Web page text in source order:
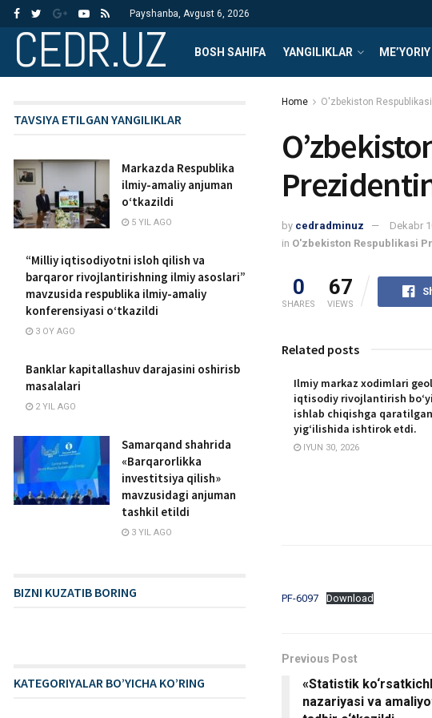
Payshanba, Avgust 6, 2026
CEDR.UZ BOSH SAHIFA YANGILIKLAR
Home O'zbekiston
by cedradminuz
Dekabr
in O'zbekiston Respublikasi
0
SHARES
67
VIEWS
Related posts
Ilmiy markaz xodimlari
iqtisodiy rivojlantirish
ishlab chiqishga
yig‘ilishida ishtirok etdi.
IYUN 30, 2026
PF-6097 Download
Previous Post
«Statistik
nazariyasi va
TAVSIYA ETILGAN YANGILIKLAR
Markazda Respublika
ilmiy-amaliy anjuman
o‘tkazildi
5 YIL AGO
“Milliy iqtisodiyotni isloh qilish va
barqaror rivojlantirishning ilmiy asoslari”
mavzusida respublika ilmiy-amaliy
konferensiyasi oʻtkazildi
3 OY AGO
Banklar kapitallashuv darajasini oshirisb
masalalari
2 YIL AGO
Samarqand shahrida
«Barqarorlikka
investitsiya qilish»
mavzusidagi anjuman
tashkil etildi
3 YIL AGO
BIZNI KUZATIB BORING
KATEGORIYALAR BO’YICHA KO’RING